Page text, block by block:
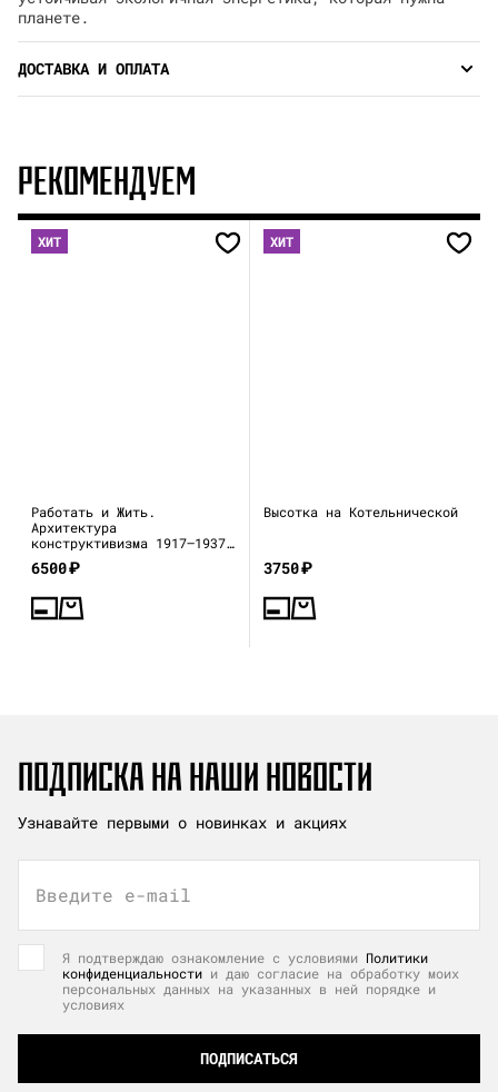
планете.
ДОСТАВКА И ОПЛАТА
РЕКОМЕНДУЕМ
ХИТ
Работать и Жить.
Архитектура
конструктивизма 1917—1937
(каталог выставки)
6500₽
ХИТ
Высотка на Котельнической
3750₽
ПОДПИСКА НА НАШИ НОВОСТИ
Узнавайте первыми о новинках и акциях
Введите e-mail
Я подтверждаю ознакомление с условиями Политики
конфиденциальности и даю согласие на обработку моих
персональных данных на указанных в ней порядке и
условиях
ПОДПИСАТЬСЯ